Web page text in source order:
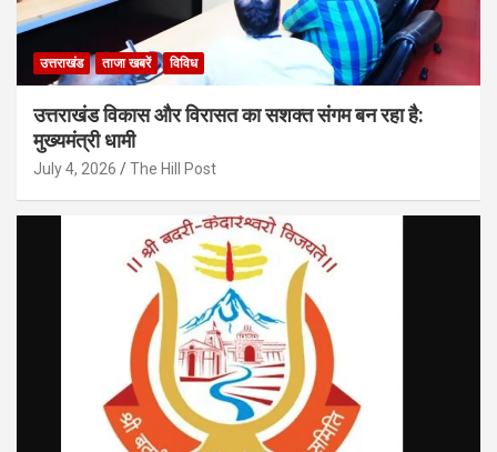
उत्तराखंड ताजा खबरें विविध
उत्तराखंड विकास और विरासत का सशक्त संगम बन रहा है:
मुख्यमंत्री धामी
July 4, 2026 The Hill Post